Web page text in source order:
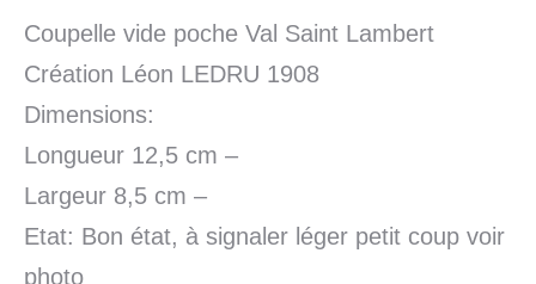
Coupelle vide poche Val Saint Lambert
Création Léon LEDRU 1908
Dimensions:
Longueur 12,5 cm –
Largeur 8,5 cm –
Etat: Bon état, à signaler léger petit coup voir
photo